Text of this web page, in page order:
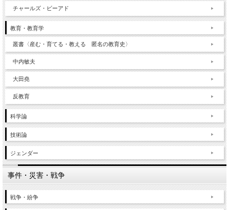
チャールズ・ビーアド
教育・教育学
叢書〈産む・育てる・教える 匿名の教育史〉
中内敏夫
大田堯
反教育
科学論
技術論
ジェンダー
事件・災害・戦争
戦争・紛争